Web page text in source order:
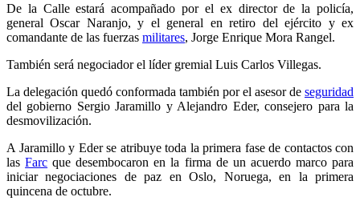
De la Calle estará acompañado por el ex director de la policía,
general Oscar Naranjo, y el general en retiro del ejército y ex
comandante de las fuerzas militares, Jorge Enrique Mora Rangel.
También será negociador el líder gremial Luis Carlos Villegas.
La delegación quedó conformada también por el asesor de seguridad
del gobierno Sergio Jaramillo y Alejandro Eder, consejero para la
desmovilización.
A Jaramillo y Eder se atribuye toda la primera fase de contactos con
lasFarc que desembocaron en la firma de un acuerdo marco para
iniciar negociaciones de paz en Oslo, Noruega, en la primera
quincena de octubre.